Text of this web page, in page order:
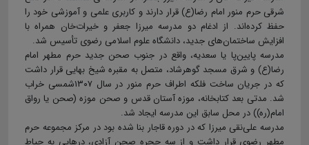
شرقی حرم منور امام رضا(ع) قرار دارند و کاربری علمی و آموزشی خود را
حفظ کرده‌اند. از ادغام دو مدرسه میرزا جعفر و خیرات‌خان همراه با
افزایش ساختمان‌های جدید، دانشگاه علوم اسلامی رضوی تأسیس شد.
مدرسه پایین‌‌پا یا سعدیه، واقع در جنوب صحن جدید حرم مطهر امام
رضا(ع) و شرق مسجد گوهرشاد، متصل به مقبره شیخ بهایی قرار داشت
که در جریان ساخت فلکه اطراف حرم منور در سال ۱۳۰۷شمسی خراب
شد. مدتی بعد کتابخانه، موزه آستان قدس و صحن موزه (صحن یا رواق
امام(ره)) در محل سابق این مدرسه ایجاد شد.
مدرسه علی‌نقی میرزا که در دوره قاجار بنا شده بود در مرکز مجموعه حرم